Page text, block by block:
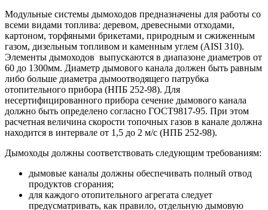
Модульные системы дымоходов предназначены для работы со
всеми видами топлива: деревом, древесными отходами,
картоном, торфяными брикетами, природным и сжиженным
газом, дизельным топливом и каменным углем (AISI 310).
Элементы дымоходов выпускаются в диапазоне диаметров от
60 до 1300мм. Диаметр дымового канала должен быть равным
либо больше диаметра дымоотводящего патрубка
отопительного прибора (НПБ 252-98). Для
несертифицированного прибора сечение дымового канала
должно быть определено согласно ГОСТ9817-95. При этом
расчетная величина скорости топочных газов в канале должна
находится в интервале от 1,5 до 2 м/с (НПБ 252-98).
Дымоходы должны соответствовать следующим требованиям:
дымовые каналы должны обеспечивать полный отвод
продуктов сгорания;
для каждого отопительного агрегата следует
предусматривать, как правило, отдельную дымовую